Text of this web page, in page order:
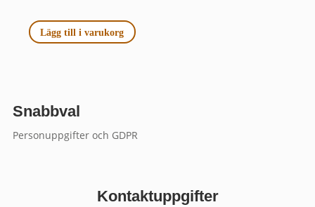
Lägg till i varukorg
Snabbval
Personuppgifter och GDPR
Kontaktuppgifter